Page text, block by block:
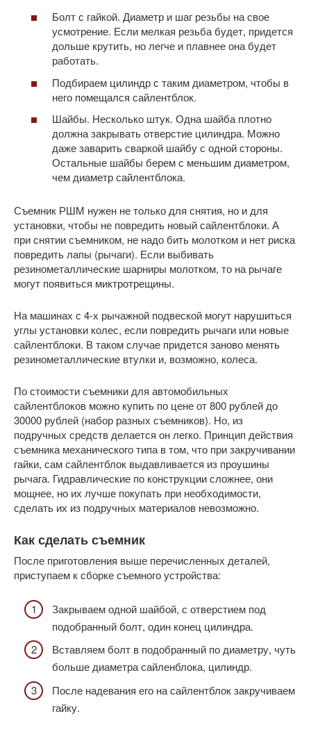
Болт с гайкой. Диаметр и шаг резьбы на свое
усмотрение. Если мелкая резьба будет, придется
дольше крутить, но легче и плавнее она будет
работать.
Подбираем цилиндр с таким диаметром, чтобы в
него помещался сайлентблок.
Шайбы. Несколько штук. Одна шайба плотно
должна закрывать отверстие цилиндра. Можно
даже заварить сваркой шайбу с одной стороны.
Остальные шайбы берем с меньшим диаметром,
чем диаметр сайлентблока.
Съемник РШМ нужен не только для снятия, но и для
установки, чтобы не повредить новый сайлентблоки. А
при снятии съемником, не надо бить молотком и нет риска
повредить лапы (рычаги). Если выбивать
резинометаллические шарниры молотком, то на рычаге
могут появиться миктротрещины.
На машинах с 4-х рычажной подвеской могут нарушиться
углы установки колес, если повредить рычаги или новые
сайлентблоки. В таком случае придется заново менять
резинометаллические втулки и, возможно, колеса.
По стоимости съемники для автомобильных
сайлентблоков можно купить по цене от 800 рублей до
30000 рублей (набор разных съемников). Но, из
подручных средств делается он легко. Принцип действия
съемника механического типа в том, что при закручивании
гайки, сам сайлентблок выдавливается из проушины
рычага. Гидравлические по конструкции сложнее, они
мощнее, но их лучше покупать при необходимости,
сделать их из подручных материалов невозможно.
Как сделать съемник
После приготовления выше перечисленных деталей,
приступаем к сборке съемного устройства:
Закрываем одной шайбой, с отверстием под
подобранный болт, один конец цилиндра.
Вставляем болт в подобранный по диаметру, чуть
больше диаметра сайленблока, цилиндр.
После надевания его на сайлентблок закручиваем
гайку.